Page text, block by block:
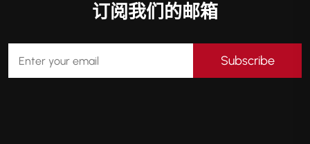
订阅我们的邮箱
Subscribe